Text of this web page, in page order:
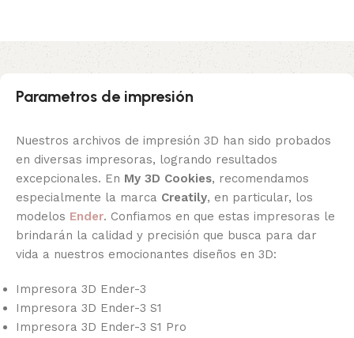
Parametros de impresión
Nuestros archivos de impresión 3D han sido probados
en diversas impresoras, logrando resultados
excepcionales. En My 3D Cookies, recomendamos
especialmente la marca Creatily, en particular, los
modelos Ender. Confiamos en que estas impresoras le
brindarán la calidad y precisión que busca para dar
vida a nuestros emocionantes diseños en 3D:
Impresora 3D Ender-3
Impresora 3D Ender-3 S1
Impresora 3D Ender-3 S1 Pro